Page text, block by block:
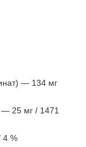
— 134 мг
— 25 мг / 1471
4 %